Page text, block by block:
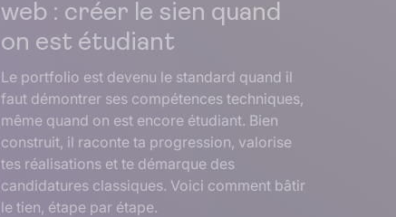
web : créer le sien quand
on est étudiant
Le portfolio est devenu le standard quand il
faut démontrer ses compétences techniques,
même quand on est encore étudiant. Bien
construit, il raconte ta progression, valorise
tes réalisations et te démarque des
candidatures classiques. Voici comment bâtir
le tien, étape par étape.